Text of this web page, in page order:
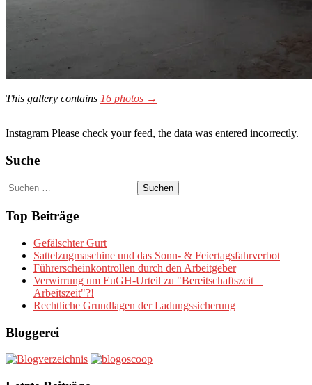
This gallery contains 16 photos →
Instagram Please check your feed, the data was entered incorrectly.
Suche
Suchen
nach:
Top Beiträge
Gefälschter Gurt
Sattelzugmaschine und das Sonn- & Feiertagsfahrverbot
Führerscheinkontrollen durch den Arbeitgeber
Verwirrung um EuGH-Urteil zu "Bereitschaftszeit =
Arbeitszeit"?!
Rechtliche Grundlagen der Ladungssicherung
Bloggerei